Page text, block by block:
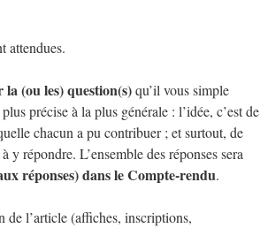
attendues.
(ou les) question(s)qu’il vous simple
précise à la plus générale : l’idée, c’est de
chacun a pu contribuer ; et surtout, de
répondre. L’ensemble des réponses sera
réponses) dans le Compte-rendu.
de l’article (affiches, inscriptions,